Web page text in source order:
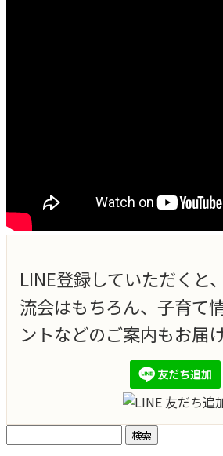
LINE登録していただくと
流会はもちろん、子育て
ントなどのご案内もお届